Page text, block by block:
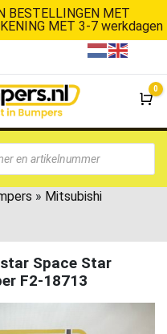
BESTELLINGEN MET
MET 3-7 werkdagen
De
0
» Mitsubishi
Space Star
F2-18713